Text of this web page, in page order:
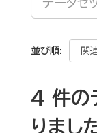
並び順
4 件の
りまし